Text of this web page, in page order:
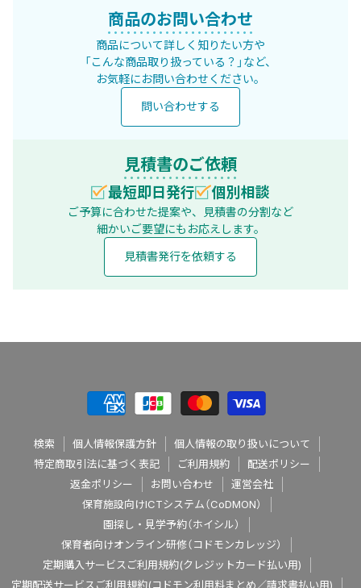
見積書のご依頼
最短即日発行 個別相談
ご予算に合わせた提案や、見積書の分割など
細かいご要望にもお応えします。
見積書発行を依頼する
商品のお問い合わせ
商品について詳しく知りたい方や
「こんな商品取り扱っている？」など、
お気軽にお問い合わせください。
問い合わせする
検索 個人情報保護方針
個人情報の取り扱いについて
特定商取引法に基づく表記
ご利用規約
配送ポリシー
返金ポリシー
お問い合わせ
運営会社
保育施設向けICTシステム（CoDMON）
園探し・見学予約（ホイシル）
保育者向けオンライン研修（コドモンカレッジ）
定期購入サービスご利用規約(クレジットカード払い用)
定期配送サービスご利用規約(コドモン利用料まとめ／請求書払い用)